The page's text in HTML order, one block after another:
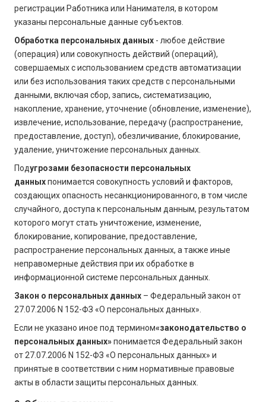
регистрации Работника или Нанимателя, в котором
указаны персональные данные субъектов.
Обработка персональных данных - любое действие
(операция) или совокупность действий (операций),
совершаемых с использованием средств автоматизации
или без использования таких средств с персональными
данными, включая сбор, запись, систематизацию,
накопление, хранение, уточнение (обновление, изменение),
извлечение, использование, передачу (распространение,
предоставление, доступ), обезличивание, блокирование,
удаление, уничтожение персональных данных.
Подугрозами безопасности персональных
данныхпонимается совокупность условий и факторов,
создающих опасность несанкционированного, в том числе
случайного, доступа к персональным данным, результатом
которого могут стать уничтожение, изменение,
блокирование, копирование, предоставление,
распространение персональных данных, а также иные
неправомерные действия при их обработке в
информационной системе персональных данных.
Закон о персональных данных – Федеральный закон от
27.07.2006 N 152-ФЗ «О персональных данных».
Если не указано иное под термином«законодательство о
персональных данных»понимается Федеральный закон
от 27.07.2006 N 152-ФЗ «О персональных данных» и
принятые в соответствии с ним нормативные правовые
акты в области защиты персональных данных.